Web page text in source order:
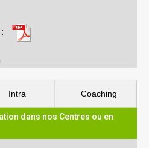
:
Intra Coaching
dans nos Centres ou en